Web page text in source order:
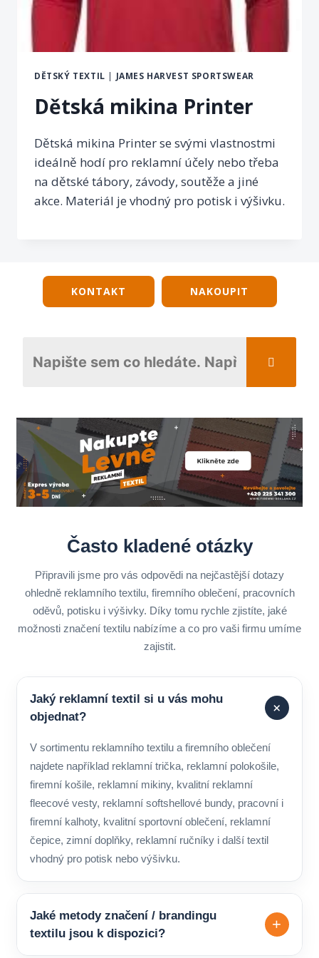
DĚTSKÝ TEXTIL | JAMES HARVEST SPORTSWEAR
Dětská mikina Printer
Dětská mikina Printer se svými vlastnostmi
ideálně hodí pro reklamní účely nebo třeba
na dětské tábory, závody, soutěže a jiné
akce. Materiál je vhodný pro potisk i výšivku.
KONTAKT NAKOUPIT
Často kladené otázky
Připravili jsme pro vás odpovědi na nejčastější dotazy
ohledně reklamního textilu, firemního oblečení, pracovních
oděvů, potisku i výšivky. Díky tomu rychle zjistíte, jaké
možnosti značení textilu nabízíme a co pro vaši firmu umíme
zajistit.
Jaký reklamní textil si u vás mohu
objednat?
+
V sortimentu reklamního textilu a firemního oblečení
najdete například reklamní trička, reklamní polokošile,
firemní košile, reklamní mikiny, kvalitní reklamní
fleecové vesty, reklamní softshellové bundy, pracovní i
firemní kalhoty, kvalitní sportovní oblečení, reklamní
čepice, zimní doplňky, reklamní ručníky i další textil
vhodný pro potisk nebo výšivku.
Jaké metody značení / brandingu
textilu jsou k dispozici?
+